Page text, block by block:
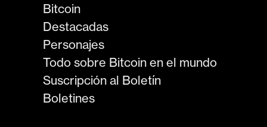
Bitcoin
Destacadas
Personajes
Todo sobre Bitcoin en el mundo
Suscripción al Boletín
Boletines